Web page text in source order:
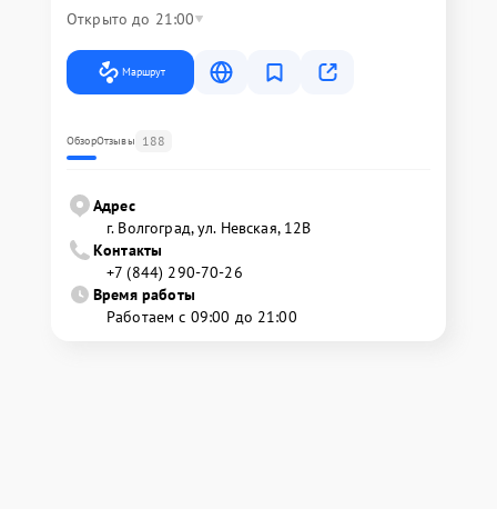
Открыто до 21:00
Маршрут
ОбзорОтзывы 188
Адрес
г. Волгоград, ул. Невская, 12В
Контакты
+7 (844) 290-70-26
Время работы
Работаем с 09:00 до 21:00